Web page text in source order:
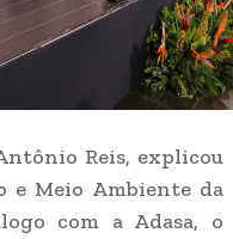
Reis, explicou
e Meio Ambiente da
com a Adasa, o